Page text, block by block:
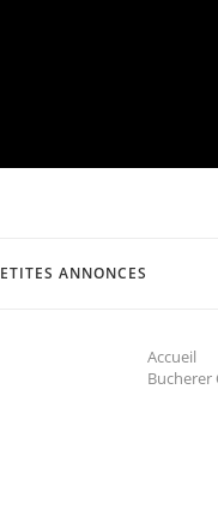
ANNONCES
Accueil
Bucherer